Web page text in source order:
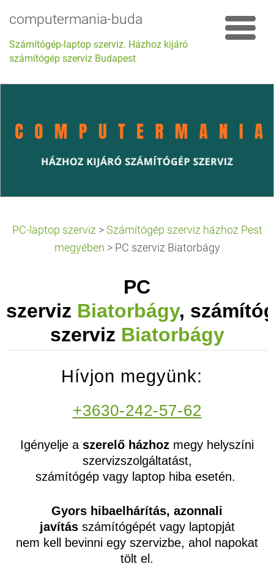
computermania-buda
Számítógép-laptop szerviz. Házhoz kijáró
számítógép szerviz Budapest
PC-laptop szerviz > Számítógép szerviz házhoz Pest
megyében > PC szerviz Biatorbágy
PC
szerviz Biatorbágy,
szerviz Biatorbágy
Hívjon megyünk:
+3630-242-57-62
Igényelje a szerelő házhoz megy helyszíni
szervizszolgáltatást,
számítógép vagy laptop hiba esetén.
Gyors hibaelhárítás, azonnali
javítás számítógépét vagy laptopját
nem kell bevinni egy szervizbe, ahol napokat
tölt el.